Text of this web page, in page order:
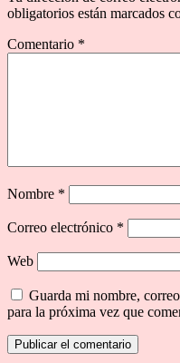
obligatorios están marcados
Comentario *
Nombre *
Correo electrónico *
Web
Guarda mi nombre,
para la próxima vez que